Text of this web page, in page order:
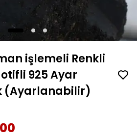
işlemeli Renkli
925 Ayar
(Ayarlanabilir)